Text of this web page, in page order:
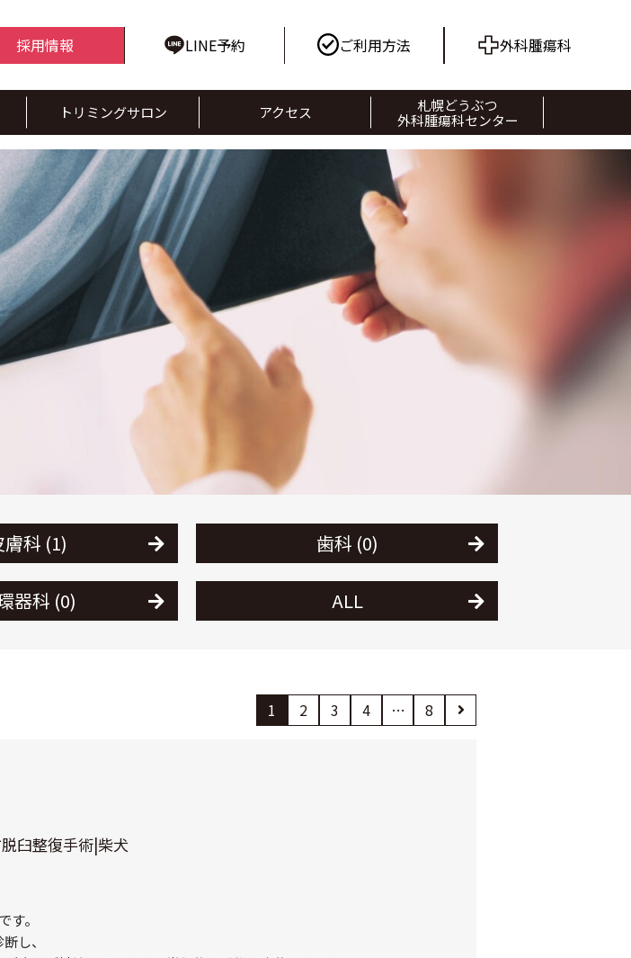
採用情報 LINE予約 ご利用方法 外科腫瘍科
トリミングサロン アクセス
札幌どうぶつ
外科腫瘍科センター
膚科 (1) 歯科 (0)
器科 (0) ALL
1 2 3 4 … 8
臼整復手術|柴犬
。
し、